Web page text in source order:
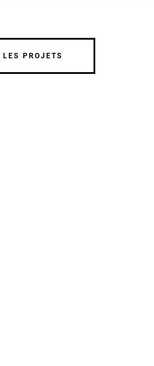
LES PROJETS